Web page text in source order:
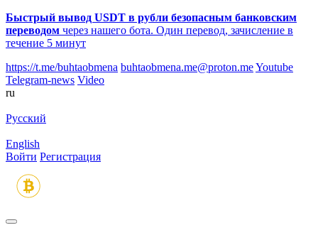
Быстрый вывод USDT в рубли безопасным банковским
переводом через нашего бота. Один перевод, зачисление в
течение 5 минут
https://t.me/buhtaobmena buhtaobmena.me@proton.meYoutube
Telegram-news Video
ru
Русский
English
Войти Регистрация